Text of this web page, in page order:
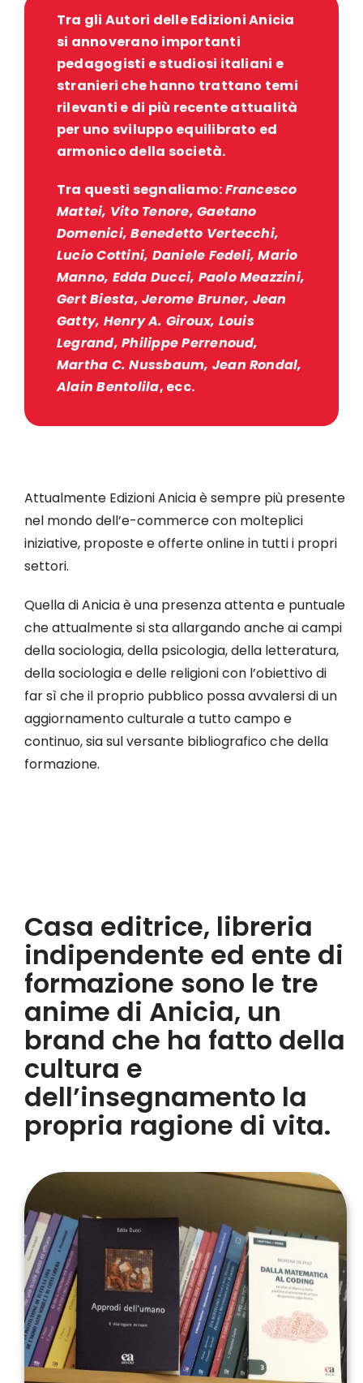
Tra gli Autori delle Edizioni Anicia
si annoverano importanti
pedagogisti e studiosi italiani e
stranieri che hanno trattano temi
rilevanti e di più recente attualità
per uno sviluppo equilibrato ed
armonico della società.
Tra questi segnaliamo:Francesco
Mattei, Vito Tenore, Gaetano
Domenici, Benedetto Vertecchi,
Lucio Cottini, Daniele Fedeli, Mario
Manno, Edda Ducci, Paolo Meazzini,
Gert Biesta, Jerome Bruner, Jean
Gatty, Henry A. Giroux, Louis
Legrand, Philippe Perrenoud,
Martha C. Nussbaum, Jean Rondal,
Alain Bentolila, ecc.
Attualmente Edizioni Anicia è sempre più presente
nel mondo dell’e-commerce con molteplici
iniziative, proposte e offerte online in tutti i propri
settori.
Quella di Anicia è una presenza attenta e puntuale
che attualmente si sta allargando anche ai campi
della sociologia, della psicologia, della letteratura,
della sociologia e delle religioni con l’obiettivo di
far sì che il proprio pubblico possa avvalersi di un
aggiornamento culturale a tutto campo e
continuo, sia sul versante bibliografico che della
formazione.
Casa editrice, libreria
indipendente ed ente di
formazione sono le tre
anime di Anicia, un
brand che ha fatto della
cultura e
dell’insegnamento la
propria ragione di vita.